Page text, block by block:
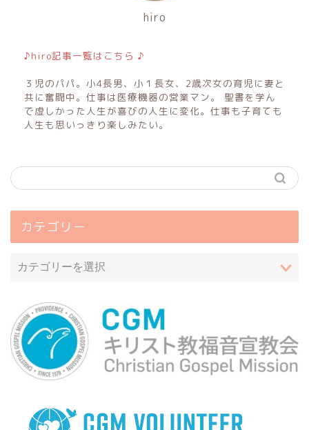
hiro
♪hiro記事一覧はこちら ♪
３児のパパ。小4長男、小１長女、2歳次女の育児に妻と
共に奮闘中。仕事は医療機器の営業マン。 聖書を学ん
で虚しかった人生が喜びの人生に変化。仕事も子育ても
人生も思いっきり楽しみたい。
カテゴリー